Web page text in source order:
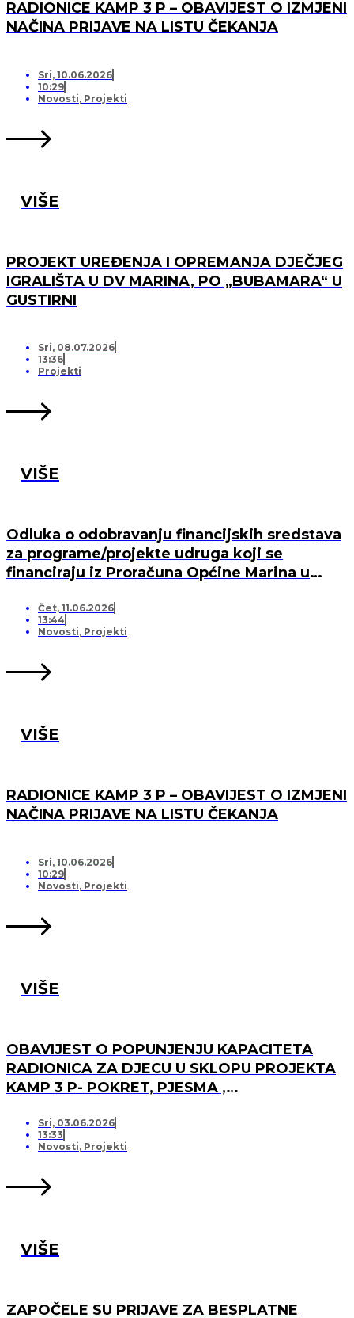
RADIONICE KAMP 3 P – OBAVIJEST O IZMJENI
NAČINA PRIJAVE NA LISTU ČEKANJA
Sri, 10.06.2026
10:29
Novosti, Projekti
VIŠE
PROJEKT UREĐENJA I OPREMANJA DJEČJEG
IGRALIŠTA U DV MARINA, PO „BUBAMARA“ U
GUSTIRNI
Sri, 08.07.2026
13:36
Projekti
VIŠE
Odluka o odobravanju financijskih sredstava
za programe/projekte udruga koji se
financiraju iz Proračuna Općine Marina u
Čet, 11.06.2026
13:44
Novosti, Projekti
VIŠE
RADIONICE KAMP 3 P – OBAVIJEST O IZMJENI
NAČINA PRIJAVE NA LISTU ČEKANJA
Sri, 10.06.2026
10:29
Novosti, Projekti
VIŠE
OBAVIJEST O POPUNJENJU KAPACITETA
RADIONICA ZA DJECU U SKLOPU PROJEKTA
KAMP 3 P- POKRET, PJESMA ,
LISTU ČEKANJA
Sri, 03.06.2026
13:33
Novosti, Projekti
VIŠE
ZAPOČELE SU PRIJAVE ZA BESPLATNE